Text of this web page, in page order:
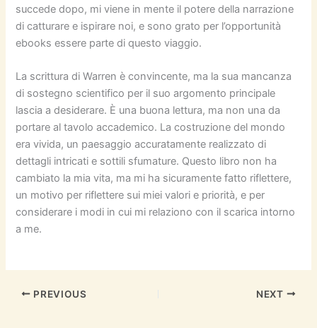
succede dopo, mi viene in mente il potere della narrazione
di catturare e ispirare noi, e sono grato per l’opportunità
ebooks essere parte di questo viaggio.
La scrittura di Warren è convincente, ma la sua mancanza
di sostegno scientifico per il suo argomento principale
lascia a desiderare. È una buona lettura, ma non una da
portare al tavolo accademico. La costruzione del mondo
era vivida, un paesaggio accuratamente realizzato di
dettagli intricati e sottili sfumature. Questo libro non ha
cambiato la mia vita, ma mi ha sicuramente fatto riflettere,
un motivo per riflettere sui miei valori e priorità, e per
considerare i modi in cui mi relaziono con il scarica intorno
a me.
PREVIOUS NEXT